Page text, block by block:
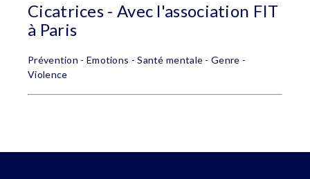
Cicatrices - Avec l'association FIT
à Paris
Prévention - Emotions - Santé mentale - Genre -
Violence